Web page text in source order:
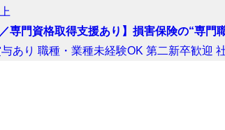
／専門資格取得支援あり】損害保険の“専
あり 職種・業種未経験OK 第二新卒歓迎